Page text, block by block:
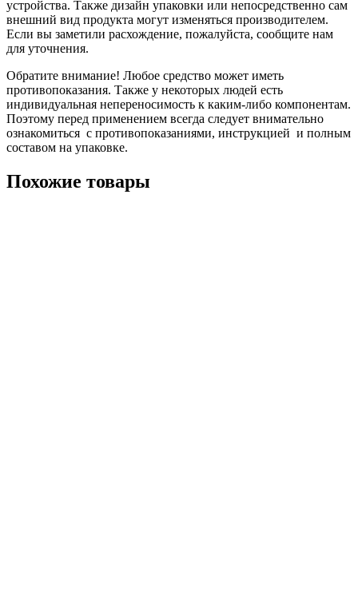
устройства. Также дизайн упаковки или непосредственно сам
внешний вид продукта могут изменяться производителем.
Если вы заметили расхождение, пожалуйста, сообщите нам
для уточнения.
Обратите внимание! Любое средство может иметь
противопоказания. Также у некоторых людей есть
индивидуальная непереносимость к каким-либо компонентам.
Поэтому перед применением всегда следует внимательно
ознакомиться с противопоказаниями, инструкцией и полным
составом на упаковке.
Похожие товары